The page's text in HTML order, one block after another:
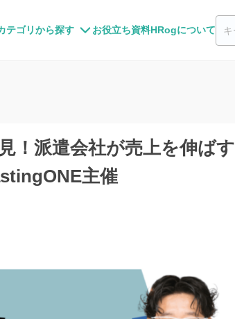
テゴリから探す お役立ち資料HRogについて
！派遣会社が売上を伸ばす
主催